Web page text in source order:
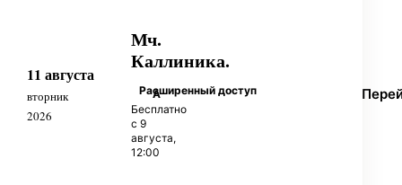
11 августа
вторник
2026
Мч.
Каллиника.
Расширенный доступ
Бесплатно
с 9
августа,
12:00
А